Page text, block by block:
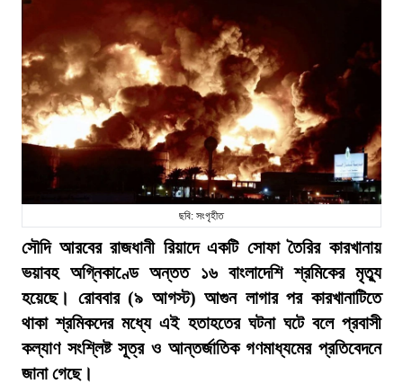
ছবি: সংগৃহীত
সৌদি আরবের রাজধানী রিয়াদে একটি সোফা তৈরির কারখানায়
ভয়াবহ অগ্নিকাণ্ডে অন্তত ১৬ বাংলাদেশি শ্রমিকের মৃত্যু
হয়েছে। রোববার (৯ আগস্ট) আগুন লাগার পর কারখানাটিতে
থাকা শ্রমিকদের মধ্যে এই হতাহতের ঘটনা ঘটে বলে প্রবাসী
কল্যাণ সংশ্লিষ্ট সূত্র ও আন্তর্জাতিক গণমাধ্যমের প্রতিবেদনে
জানা গেছে।